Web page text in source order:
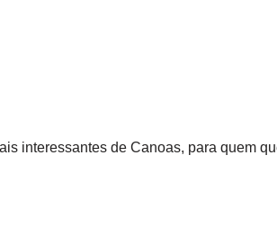
interessantes de Canoas, para quem